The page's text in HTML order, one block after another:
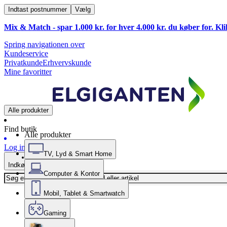
Indtast postnummer Vælg
Mix & Match - spar 1.000 kr. for hver 4.000 kr. du køber for.
Spring navigationen over
Kundeservice
PrivatkundeErhvervskunde
Mine favoritter
Alle produkter
Find butik
Log ind
Indkøbskurv
Alle produkter
TV, Lyd & Smart Home
Computer & Kontor
Mobil, Tablet & Smartwatch
Gaming